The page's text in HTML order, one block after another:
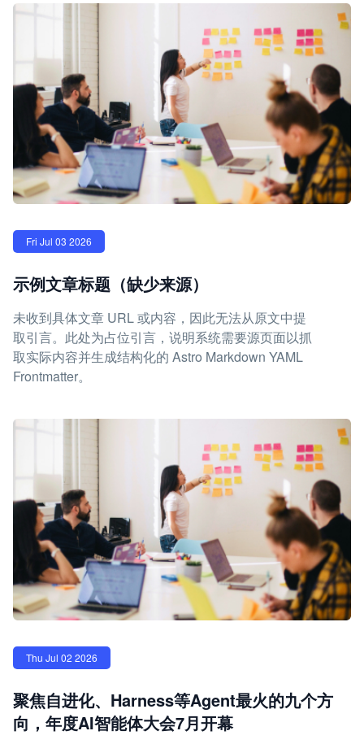
Fri Jul 03 2026
示例文章标题（缺少来源）
未收到具体文章 URL 或内容，因此无法从原文中提
取引言。此处为占位引言，说明系统需要源页面以抓
取实际内容并生成结构化的 Astro Markdown YAML
Frontmatter。
Thu Jul 02 2026
聚焦自进化、Harness等Agent最火的九个方
向，年度AI智能体大会7月开幕